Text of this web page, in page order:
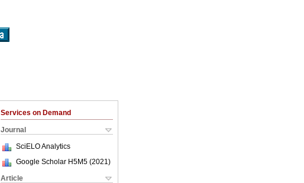
Services on Demand
Journal
SciELO Analytics
Google Scholar H5M5 (2021 )
Article